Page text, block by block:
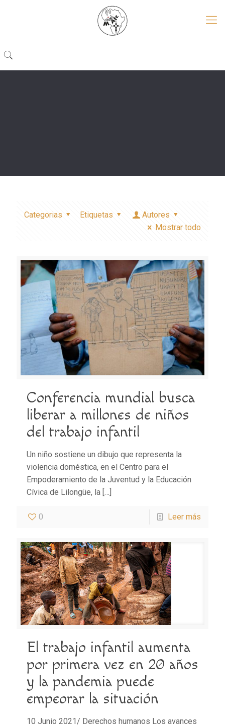
Categorias Etiquetas
Autores
Mostrar todo
Conferencia mundial busca
liberar a millones de niños
del trabajo infantil
Un niño sostiene un dibujo que representa la
violencia doméstica, en el Centro para el
Empoderamiento de la Juventud y la Educación
Cívica de Lilongüe, la […]
0 Leer más
El trabajo infantil aumenta
por primera vez en 20 años
y la pandemia puede
empeorar la situación
10 Junio 2021/ Derechos humanos Los avances